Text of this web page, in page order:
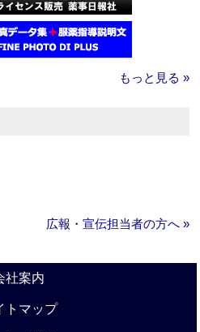
もっと見る »
広報・宣伝担当者の方へ »
社案内
トマップ